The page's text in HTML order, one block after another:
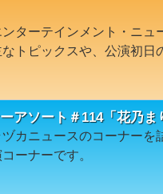
ターテインメント・ニュ
トピックスや、公演初日
ソート＃114「花乃ま
カニュースのコーナーを
ーナーです。